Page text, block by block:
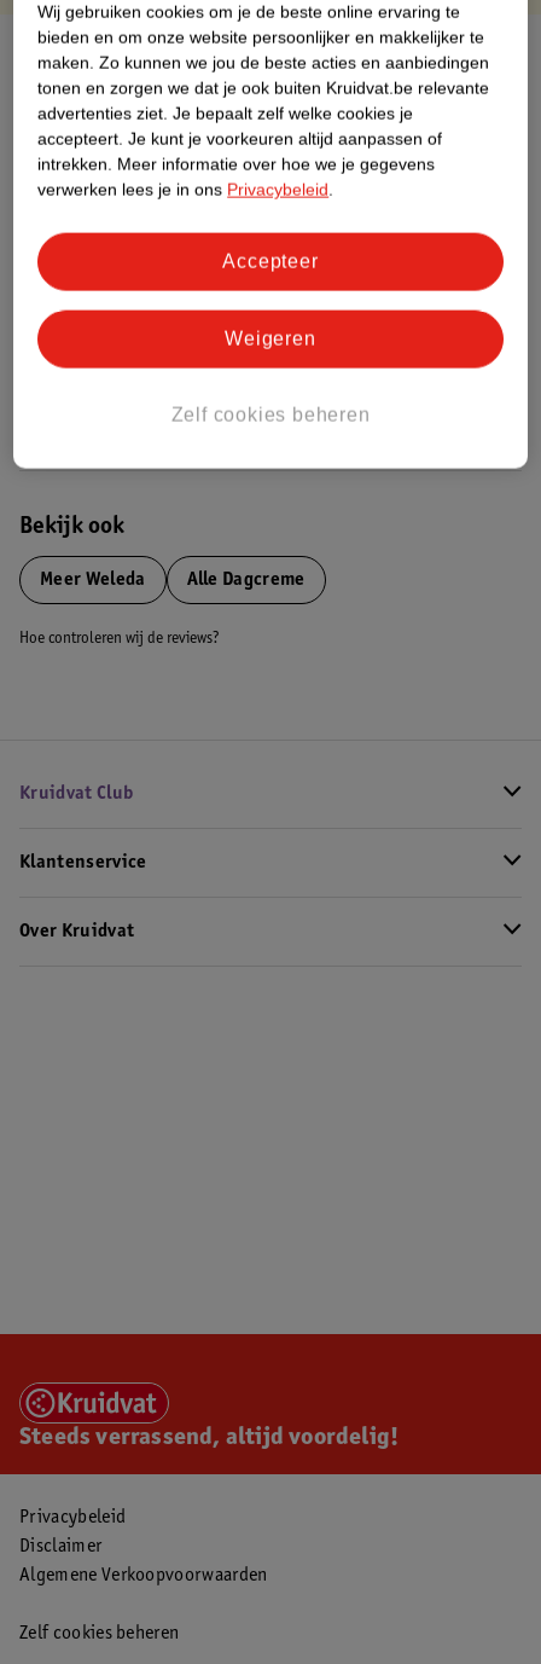
Over dit product
Productinformatie
Etiketinformatie
Nature Impact Score
Dit product heeft (nog) geen Nature
Impact Score.
Meer informatie
Bekijk ook
Meer Weleda Alle Dagcreme
Hoe controleren wij de reviews?
Kruidvat Club
Klantenservice
Over Kruidvat
Steeds verrassend, altijd voordelig!
Privacybeleid
Disclaimer
Algemene Verkoopvoorwaarden
Zelf cookies beheren
Wij gebruiken cookies om je de beste online ervaring te
bieden en om onze website persoonlijker en makkelijker te
maken. Zo kunnen we jou de beste acties en aanbiedingen
tonen en zorgen we dat je ook buiten Kruidvat.be relevante
advertenties ziet. Je bepaalt zelf welke cookies je
accepteert. Je kunt je voorkeuren altijd aanpassen of
intrekken. Meer informatie over hoe we je gegevens
verwerken lees je in ons Privacybeleid.
Zelf cookies beheren
Weigeren
Accepteer